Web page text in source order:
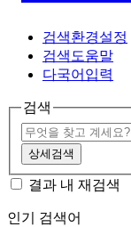
검색환경설정
검색도움말
다국어입력
검색
상세검색
결과 내 재검색
인기 검색어